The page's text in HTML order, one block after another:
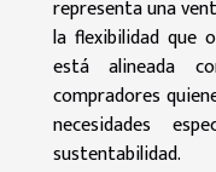
representa una
la flexibilidad que
está alineada
compradores
necesidades
sustentabilidad.